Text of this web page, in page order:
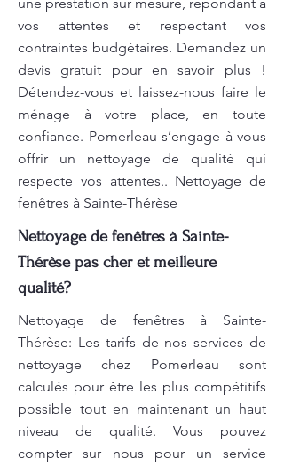
vos attentes et respectant vos
contraintes budgétaires. Demandez un
devis gratuit pour en savoir plus !
Détendez-vous et laissez-nous faire le
ménage à votre place, en toute
confiance. Pomerleau s’engage à vous
offrir un nettoyage de qualité qui
respecte vos attentes.. Nettoyage de
fenêtres à Sainte-Thérèse
Nettoyage de fenêtres à Sainte-
Thérèse pas cher et meilleure
qualité?
Nettoyage de fenêtres à Sainte-
Thérèse: Les tarifs de nos services de
nettoyage chez Pomerleau sont
calculés pour être les plus compétitifs
possible tout en maintenant un haut
niveau de qualité. Vous pouvez
compter sur nous pour un service